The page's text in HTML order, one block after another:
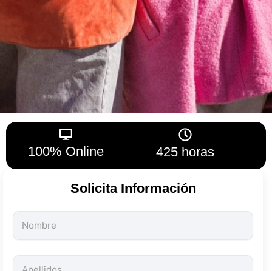
100% Online 425 horas
Solicita Información
Todos
los
son